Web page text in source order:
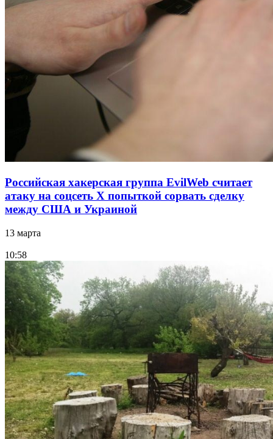
Российская хакерская группа EvilWeb считает
атаку на соцсеть Х попыткой сорвать сделку
между США и Украиной
13 марта
10:58